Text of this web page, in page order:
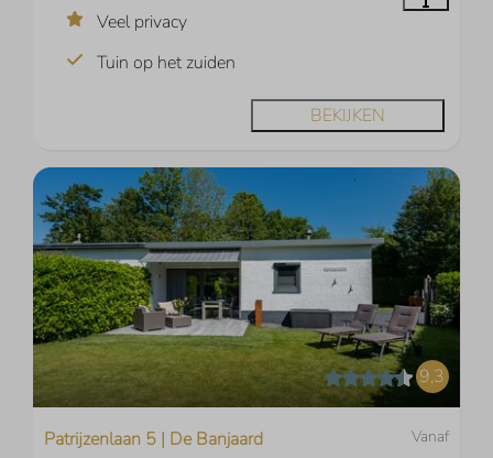
Veel privacy
Tuin op het zuiden
BEKIJKEN
9,3
Vanaf
Patrijzenlaan 5 | De Banjaard